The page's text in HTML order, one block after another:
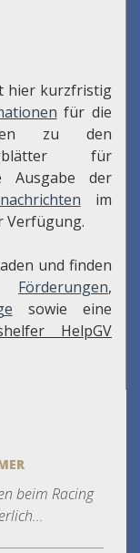
hier kurzfristig
für die
zu den
für
Ausgabe der
im
Verfügung.
und finden
Förderungen,
sowie eine
HelpGV
beim Racing